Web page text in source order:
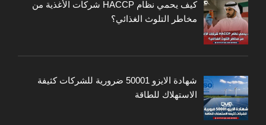
كيف يحمي نظام HACCP شركات الأغذية من
مخاطر التلوث الغذائي؟
شهادة الايزو 50001 ضرورية للشركات كثيفة
الاستهلاك للطاقة